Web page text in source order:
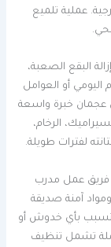
عملية تلميع
البقع الصعبة،
اليومي أو العوامل
عجمان خبرة واسعة
الرخام،
لفترات طويلة.
فريق عمل مدرب
آمنة صديقة
بأي خدوش أو
تشمل تنظيف